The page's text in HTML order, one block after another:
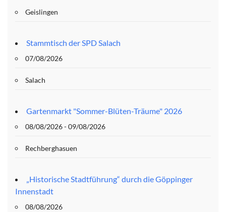
Geislingen
Stammtisch der SPD Salach
07/08/2026
Salach
Gartenmarkt "Sommer-Blüten-Träume" 2026
08/08/2026 - 09/08/2026
Rechberghasuen
„Historische Stadtführung“ durch die Göppinger
Innenstadt
08/08/2026